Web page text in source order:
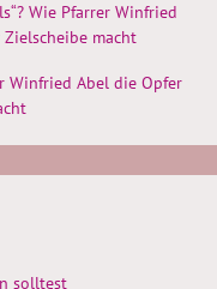
Wie Pfarrer Winfried
macht
Winfried Abel die Opfer
solltest